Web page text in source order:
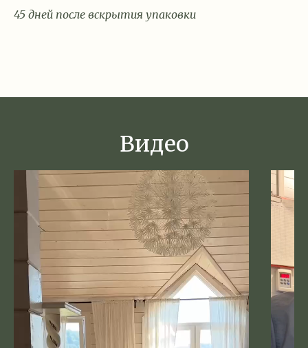
45 дней после вскрытия упаковки
Видео